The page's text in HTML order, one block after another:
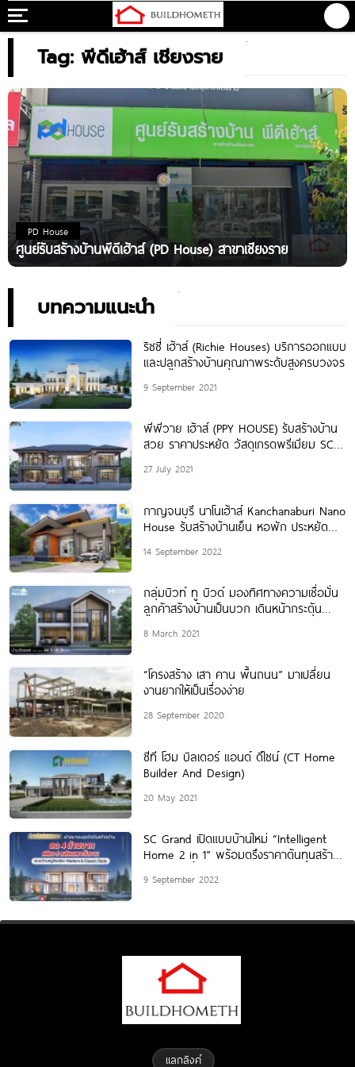
Tag: พีดีเฮ้าส์ เชียงราย
PD House
ศูนย์รับสร้างบ้านพีดีเฮ้าส์ (PD House) สาขาเชียงราย
บทความแนะนำ
ริชชี่ เฮ้าส์ (Richie Houses) บริการออกแบบ
และปลูกสร้างบ้านคุณภาพระดับสูงครบวงจร
9 September 2021
พีพีวาย เฮ้าส์ (PPY HOUSE) รับสร้างบ้าน
สวย ราคาประหยัด วัสดุเกรดพรีเมียม SCG
27 July 2021
กาญจนบุรี นาโนเฮ้าส์ Kanchanaburi Nano
House รับสร้างบ้านเย็น หอพัก ประหยัด
14 September 2022
กลุ่มบิวท์ ทู บิวด์ มองทิศทางความเชื่อมั่น
ลูกค้าสร้างบ้านเป็นบวก เดินหน้ากระตุ้น
8 March 2021
“โครงสร้าง เสา คาน พื้นถนน” มาเปลี่ยน
งานยากให้เป็นเรื่องง่าย
28 September 2020
ซีที โฮม บิลเดอร์ แอนด์ ดีไซน์ (CT Home
Builder And Design)
20 May 2021
SC Grand เปิดแบบบ้านใหม่ “Intelligent
Home 2 in 1” พร้อมตรึงราคาต้นทุนสร้าง
9 September 2022
แลกลิงค์